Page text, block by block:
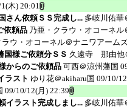
木) 20:01
さん依頼ＳＳ完成し... 多岐川佑華
依頼品 乃亜・クラウ・オコーネ
ラウ・オコーネル＠ナニワアーム
国様ご依頼分ＳＳ 久遠寺 那由他
からのご依頼品 可西＠涼州藩国
ラスト ゆり花＠akiharu国 09/10/
09/10/12(月) 22:39
イラスト完成しまし... 多岐川佑華